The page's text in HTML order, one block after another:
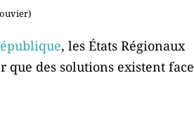
, les États Régionaux
des solutions existent face